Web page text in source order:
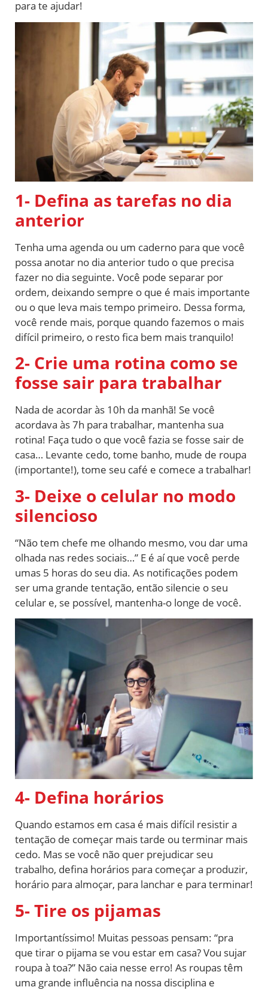
para te ajudar!
1- Defina as tarefas no dia
anterior
Tenha uma agenda ou um caderno para que você
possa anotar no dia anterior tudo o que precisa
fazer no dia seguinte. Você pode separar por
ordem, deixando sempre o que é mais importante
ou o que leva mais tempo primeiro. Dessa forma,
você rende mais, porque quando fazemos o mais
difícil primeiro, o resto fica bem mais tranquilo!
2- Crie uma rotina como se
fosse sair para trabalhar
Nada de acordar às 10h da manhã! Se você
acordava às 7h para trabalhar, mantenha sua
rotina! Faça tudo o que você fazia se fosse sair de
casa… Levante cedo, tome banho, mude de roupa
(importante!), tome seu café e comece a trabalhar!
3- Deixe o celular no modo
silencioso
“Não tem chefe me olhando mesmo, vou dar uma
olhada nas redes sociais…” E é aí que você perde
umas 5 horas do seu dia. As notificações podem
ser uma grande tentação, então silencie o seu
celular e, se possível, mantenha-o longe de você.
4- Defina horários
Quando estamos em casa é mais difícil resistir a
tentação de começar mais tarde ou terminar mais
cedo. Mas se você não quer prejudicar seu
trabalho, defina horários para começar a produzir,
horário para almoçar, para lanchar e para terminar!
5- Tire os pijamas
Importantíssimo! Muitas pessoas pensam: “pra
que tirar o pijama se vou estar em casa? Vou sujar
roupa à toa?” Não caia nesse erro! As roupas têm
uma grande influência na nossa disciplina e